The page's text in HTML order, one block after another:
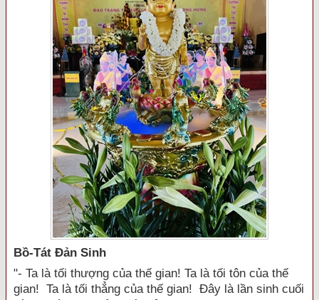
Bồ-Tát Đản Sinh
"- Ta là tối thượng của thế gian! Ta là tối tôn của thế
gian! Ta là tối thẳng của thế gian! Đây là lần sinh cuối